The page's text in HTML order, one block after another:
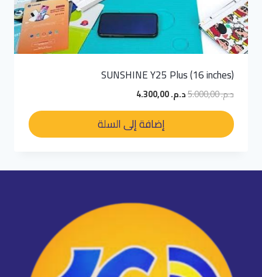
SUNSHINE Y25 Plus (16 inches)
د.م.5.000,00
السعر
الأصلي
د.م. 5.000,00.
د.م.4.300,00
الحالي
هو:
د.م. 4.300,00.
إضافة إلى السلة